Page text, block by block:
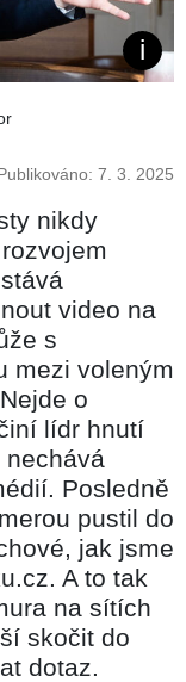
7. 3. 2025
nikdy
video na
s
mezi voleným
o
lídr hnutí
nechává
Posledně
pustil do
jak jsme
A to tak
na sítích
skočit do
dotaz.